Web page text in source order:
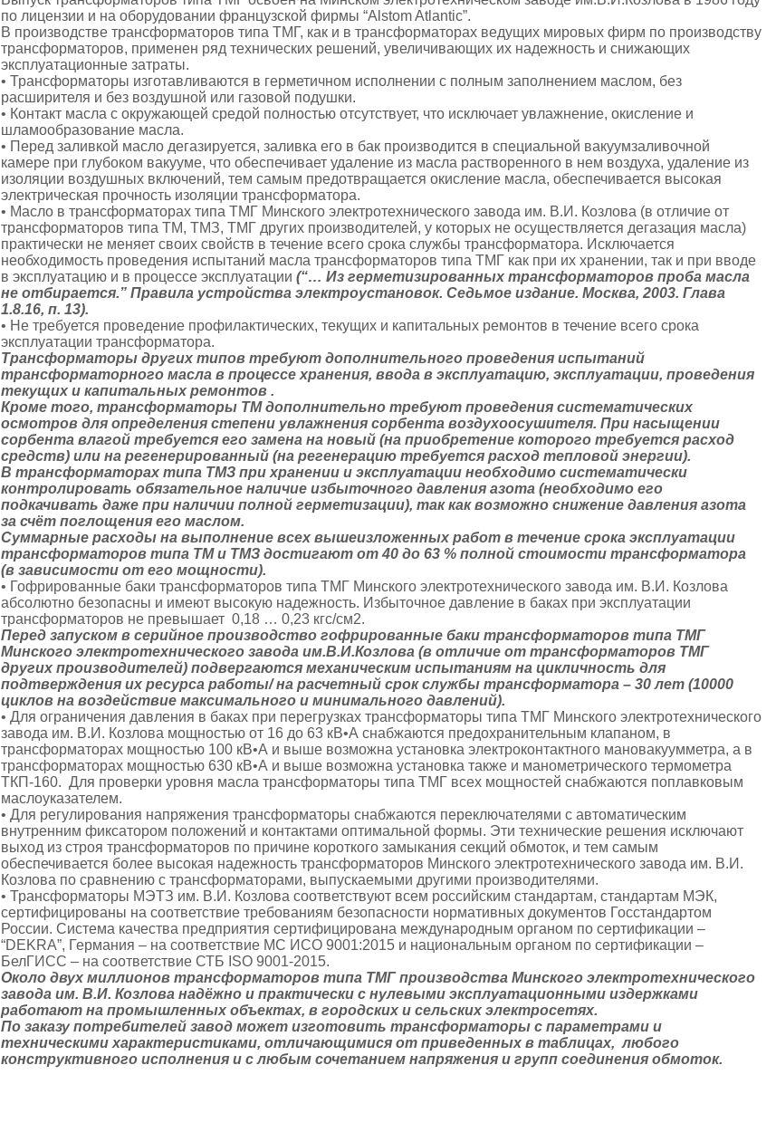
по лицензии и на оборудовании французской фирмы “Alstom Atlantic”.
В производстве трансформаторов типа ТМГ, как и в трансформаторах ведущих мировых фирм по производству
трансформаторов, применен ряд технических решений, увеличивающих их надежность и снижающих
эксплуатационные затраты.
• Трансформаторы изготавливаются в герметичном исполнении с полным заполнением маслом, без
расширителя и без воздушной или газовой подушки.
• Контакт масла с окружающей средой полностью отсутствует, что исключает увлажнение, окисление и
шламообразование масла.
• Перед заливкой масло дегазируется, заливка его в бак производится в специальной вакуумзаливочной
камере при глубоком вакууме, что обеспечивает удаление из масла растворенного в нем воздуха, удаление из
изоляции воздушных включений, тем самым предотвращается окисление масла, обеспечивается высокая
электрическая прочность изоляции трансформатора.
• Масло в трансформаторах типа ТМГ Минского электротехнического завода им. В.И. Козлова (в отличие от
трансформаторов типа ТМ, ТМЗ, ТМГ других производителей, у которых не осуществляется дегазация масла)
практически не меняет своих свойств в течение всего срока службы трансформатора. Исключается
необходимость проведения испытаний масла трансформаторов типа ТМГ как при их хранении, так и при вводе
в эксплуатацию и в процессе эксплуатации(“… Из герметизированных трансформаторов проба масла
не отбирается.” Правила устройства электроустановок. Седьмое издание. Москва, 2003. Глава
1.8.16, п. 13).
• Не требуется проведение профилактических, текущих и капитальных ремонтов в течение всего срока
эксплуатации трансформатора.
Трансформаторы других типов требуют дополнительного проведения испытаний
трансформаторного масла в процессе хранения, ввода в эксплуатацию, эксплуатации, проведения
текущих и капитальных ремонтов .
Кроме того, трансформаторы ТМ дополнительно требуют проведения систематических
осмотров для определения степени увлажнения сорбента воздухоосушителя. При насыщении
сорбента влагой требуется его замена на новый (на приобретение которого требуется расход
средств) или на регенерированный (на регенерацию требуется расход тепловой энергии).
В трансформаторах типа ТМЗ при хранении и эксплуатации необходимо систематически
контролировать обязательное наличие избыточного давления азота (необходимо его
подкачивать даже при наличии полной герметизации), так как возможно снижение давления азота
за счёт поглощения его маслом.
Суммарные расходы на выполнение всех вышеизложенных работ в течение срока эксплуатации
трансформаторов типа ТМ и ТМЗ достигают от 40 до 63 % полной стоимости трансформатора
(в зависимости от его мощности).
• Гофрированные баки трансформаторов типа ТМГ Минского электротехнического завода им. В.И. Козлова
абсолютно безопасны и имеют высокую надежность. Избыточное давление в баках при эксплуатации
трансформаторов не превышает 0,18 … 0,23 кгс/см2.
Перед запуском в серийное производство гофрированные баки трансформаторов типа ТМГ
Минского электротехнического завода им.В.И.Козлова (в отличие от трансформаторов ТМГ
других производителей) подвергаются механическим испытаниям на цикличность для
подтверждения их ресурса работы/ на расчетный срок службы трансформатора – 30 лет (10000
циклов на воздействие максимального и минимального давлений).
• Для ограничения давления в баках при перегрузках трансформаторы типа ТМГ Минского электротехнического
завода им. В.И. Козлова мощностью от 16 до 63 кВ•А снабжаются предохранительным клапаном, в
трансформаторах мощностью 100 кВ•А и выше возможна установка электроконтактного мановакуумметра, а в
трансформаторах мощностью 630 кВ•А и выше возможна установка также и манометрического термометра
ТКП-160. Для проверки уровня масла трансформаторы типа ТМГ всех мощностей снабжаются поплавковым
маслоуказателем.
• Для регулирования напряжения трансформаторы снабжаются переключателями с автоматическим
внутренним фиксатором положений и контактами оптимальной формы. Эти технические решения исключают
выход из строя трансформаторов по причине короткого замыкания секций обмоток, и тем самым
обеспечивается более высокая надежность трансформаторов Минского электротехнического завода им. В.И.
Козлова по сравнению с трансформаторами, выпускаемыми другими производителями.
• Трансформаторы МЭТЗ им. В.И. Козлова соответствуют всем российским стандартам, стандартам МЭК,
сертифицированы на соответствие требованиям безопасности нормативных документов Госстандартом
России. Система качества предприятия сертифицирована международным органом по сертификации –
“DEKRA”, Германия – на соответствие МС ИСО 9001:2015 и национальным органом по сертификации –
БелГИСС – на соответствие СТБ ISO 9001-2015.
Около двух миллионов трансформаторов типа ТМГ производства Минского электротехнического
завода им. В.И. Козлова надёжно и практически с нулевыми эксплуатационными издержками
работают на промышленных объектах, в городских и сельских электросетях.
По заказу потребителей завод может изготовить трансформаторы с параметрами и
техническими характеристиками, отличающимися от приведенных в таблицах, любого
конструктивного исполнения и с любым сочетанием напряжения и групп соединения обмоток.